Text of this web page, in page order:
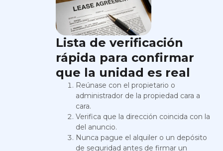
Lista de verificación
rápida para confirmar
que la unidad es real
Reúnase con el propietario o
administrador de la propiedad cara a
cara.
Verifica que la dirección coincida con la
del anuncio.
Nunca pague el alquiler o un depósito
de seguridad antes de firmar un